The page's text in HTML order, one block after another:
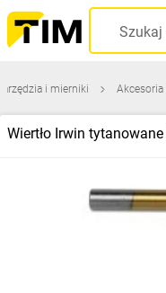
i mierniki
Wiertło Irwin